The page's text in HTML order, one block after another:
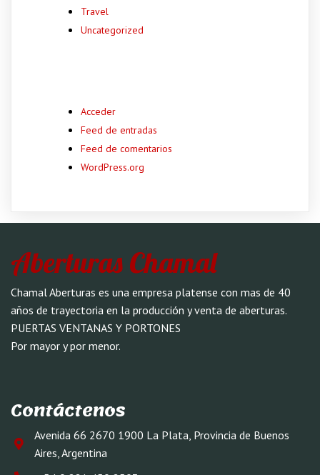
Travel
Uncategorized
Acceder
Feed de entradas
Feed de comentarios
WordPress.org
Aberturas Chamal
Chamal Aberturas es una empresa platense con mas de 40
años de trayectoria en la producción y venta de aberturas.
PUERTAS VENTANAS Y PORTONES
Por mayor y por menor.
Contáctenos
Avenida 66 2670 1900 La Plata, Provincia de Buenos
Aires, Argentina